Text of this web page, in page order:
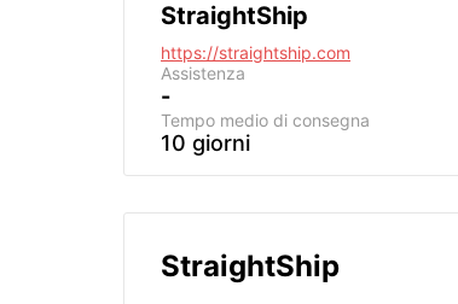
StraightShip
https://straightship.com
Assistenza
-
Tempo medio di consegna
10 giorni
StraightShip